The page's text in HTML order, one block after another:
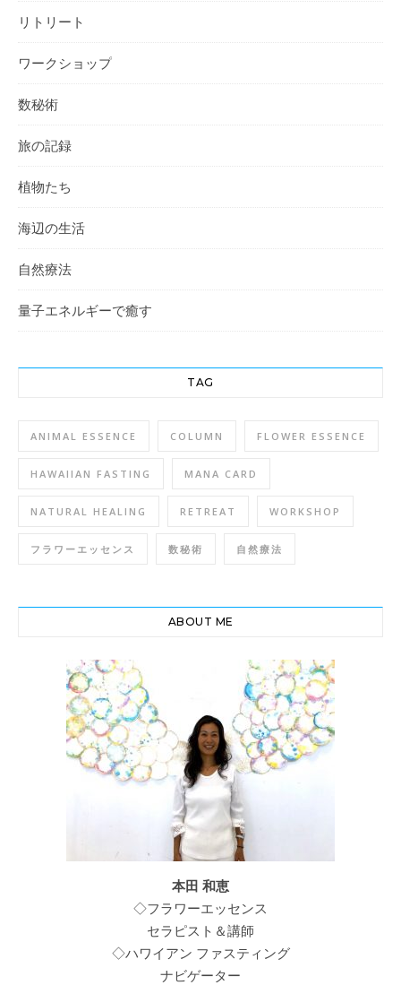
リトリート
ワークショップ
数秘術
旅の記録
植物たち
海辺の生活
自然療法
量子エネルギーで癒す
TAG
ANIMAL ESSENCE COLUMN FLOWER ESSENCE
HAWAIIAN FASTING MANA CARD
NATURAL HEALING RETREAT WORKSHOP
フラワーエッセンス 数秘術 自然療法
ABOUT ME
本田 和恵
◇フラワーエッセンス
セラピスト＆講師
◇ハワイアン ファスティング
ナビゲーター